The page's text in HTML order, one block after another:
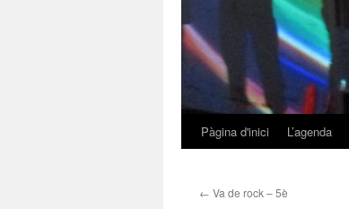
Vés
contingut
Pàgina d'inici L’agenda
← Va de rock – 5è